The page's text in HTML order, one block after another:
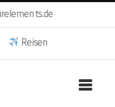
Reisen